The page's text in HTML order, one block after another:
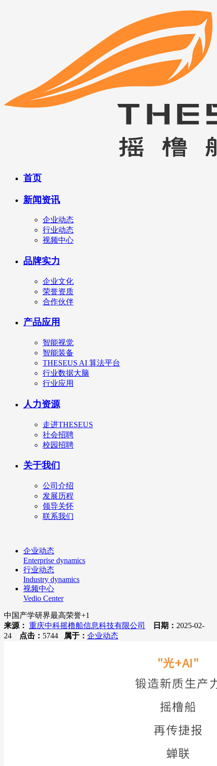
首页
新闻资讯
企业动态
行业动态
视频中心
品牌实力
企业文化
荣誉资质
合作伙伴
产品应用
智能视觉
智能装备
THESEUS AI 算法平台
行业数据大脑
行业应用
人力资源
走进THESEUS
社会招聘
校园招聘
关于我们
公司介绍
发展历程
领导关怀
联系我们
企业动态
Enterprise dynamics
行业动态
Industry dynamics
视频中心
Vedio Center
中国产学研界最高荣誉+1
来源： 重庆中科摇橹船信息科技有限公司 日期： 2025-02-
24
点击： 5744 属于： 企业动态